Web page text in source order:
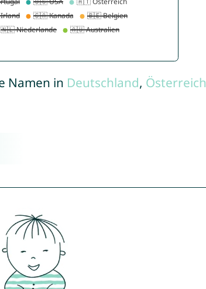
Namen in Deutschland, Österreich